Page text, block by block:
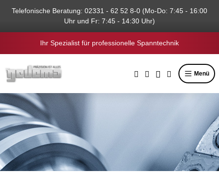
springen
Telefonische Beratung: 02331 - 62 52 8-0 (Mo-Do: 7:45 - 16:00
Uhr und Fr: 7:45 - 14:30 Uhr)
Ihr Spezialist für professionelle Spanntechnik
Menü